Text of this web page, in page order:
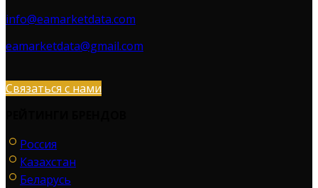
info@eamarketdata.com
eamarketdata@gmail.com
Связаться с нами
Россия
Казахстан
Беларусь